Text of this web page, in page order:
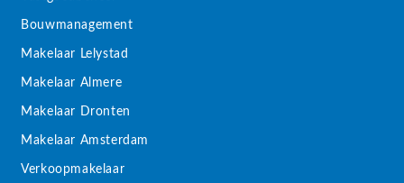
Bouwmanagement
Makelaar Lelystad
Makelaar Almere
Makelaar Dronten
Makelaar Amsterdam
Verkoopmakelaar